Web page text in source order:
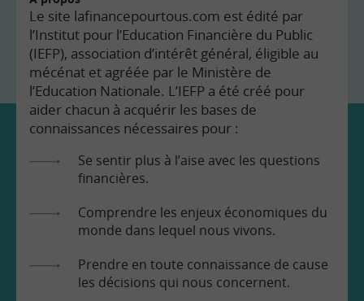
Le site lafinancepourtous.com est édité par
l’Institut pour l’Education Financière du Public
(IEFP), association d’intérêt général, éligible au
mécénat et agréée par le Ministère de
l’Education Nationale. L’IEFP a été créé pour
aider chacun à acquérir les bases de
connaissances nécessaires pour :
Se sentir plus à l’aise avec les questions
financières.
Comprendre les enjeux économiques du
monde dans lequel nous vivons.
Prendre en toute connaissance de cause
les décisions qui nous concernent.